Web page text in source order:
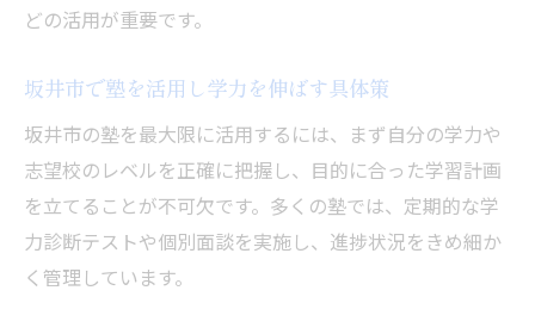
塾で確認する私立入試頻出問題の傾向分析
塾を活用した実力テストへの対策と総復習
私立入試の合格ラインを意識した塾の学習
戦略
母親目線で見た塾選びの重要なチェックポイン
どの活用が重要です。
坂井市で塾を活用し学力を伸ばす具体策
坂井市の塾を最大限に活用するには、まず自分の学力や
志望校のレベルを正確に把握し、目的に合った学習計画
を立てることが不可欠です。多くの塾では、定期的な学
力診断テストや個別面談を実施し、進捗状況をきめ細か
く管理しています。